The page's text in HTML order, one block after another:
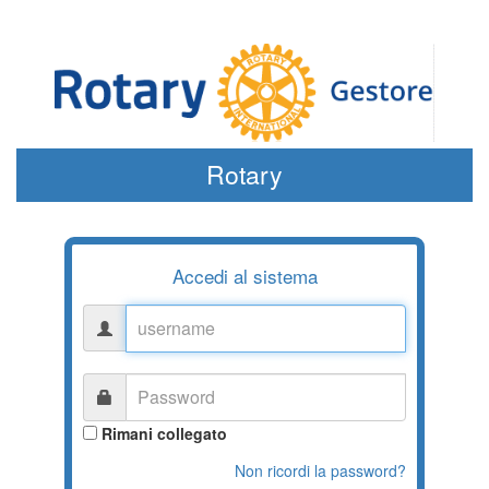
Rotary
Accedi al sistema
Rimani collegato
Non ricordi la password?